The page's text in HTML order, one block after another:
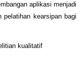
aplikasi menjadi
pelatihan kearsipan bagi
kualitatif